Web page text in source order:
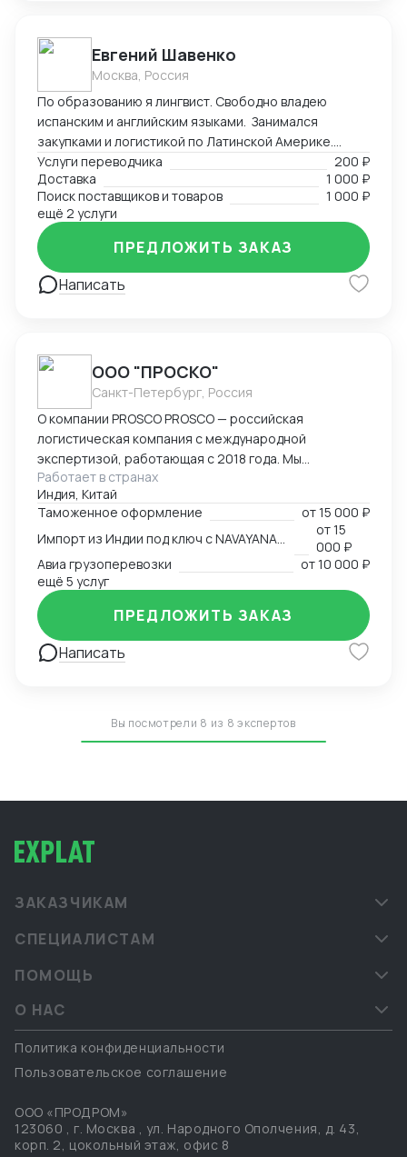
Евгений Шавенко
Москва, Россия
По образованию я лингвист. Свободно владею
испанским и английским языками. Занимался
закупками и логистикой по Латинской Америке.
Координировал, вел переговоры по закупке,
согласовал цены DDP. Перевозил товары до складов
компании. В данный момент занимаюсь
организацией импорта в Российскую Федерацию из
Америки. Знаком со всеми первичными документами
ВЭД.
Услуги переводчика
200 ₽
Доставка
1 000 ₽
Поиск поставщиков и товаров
1 000 ₽
ещё 2 услуги
Написать
ПРЕДЛОЖИТЬ ЗАКАЗ
ООО "ПРОСКО"
Санкт-Петербург, Россия
О компании PROSCO PROSCO — российская
логистическая компания с международной
экспертизой, работающая с 2018 года. Мы
предоставляем полный цикл логистических и
внешнеэкономических услуг: от международных
перевозок и таможенного оформления до
сопровождения и контрактной логистики. Основные
направления работы: международные перевозки
(авиа, авто, море, ж/д); складская логистика и
таможенное оформление; сопровождение ВЭД и
поиск производителей; работа с опасными,
сборными и негабаритными грузами. География
присутствия: Офисы компании расположены в
представительство NAVAYANA Trade & Logistics);
Китай ( PerlRiver) — собственное представительство
грузов и взаимодействием с китайскими
форматах B2B и B2G, предоставляя надёжные и
прозрачные логистические решения под ключ.
Работает в странах
Индия, Китай
Таможенное оформление
от15 000 ₽
от15
000 ₽
Авиа грузоперевозки
от10 000 ₽
ещё 5 услуг
Написать
ПРЕДЛОЖИТЬ ЗАКАЗ
Вы посмотрели 8 из 8 экспертов
ЗАКАЗЧИКАМ
СПЕЦИАЛИСТАМ
ПОМОЩЬ
О НАС
Политика конфиденциальности
Пользовательское соглашение
ООО «ПРОДРОМ»
123060 , г. Москва , ул. Народного Ополчения, д. 43,
корп. 2, цокольный этаж, офис 8